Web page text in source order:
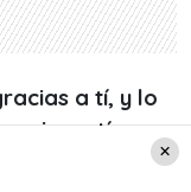
a tí, y lo
a tí